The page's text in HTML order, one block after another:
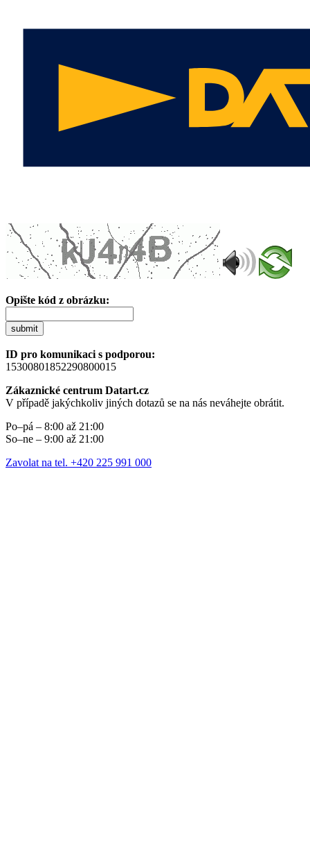
Opište kód z obrázku:
submit
ID pro komunikaci s podporou:
15300801852290800015
Zákaznické centrum Datart.cz
V případě jakýchkoliv jiných dotazů se na nás neváhejte obrátit.
Po–pá – 8:00 až 21:00
So–ne – 9:00 až 21:00
Zavolat na tel. +420 225 991 000